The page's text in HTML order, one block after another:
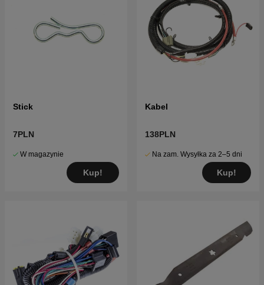
Stick
7PLN
W magazynie
Kup!
Kabel
138PLN
Na zam. Wysyłka za 2–5 dni
Kup!